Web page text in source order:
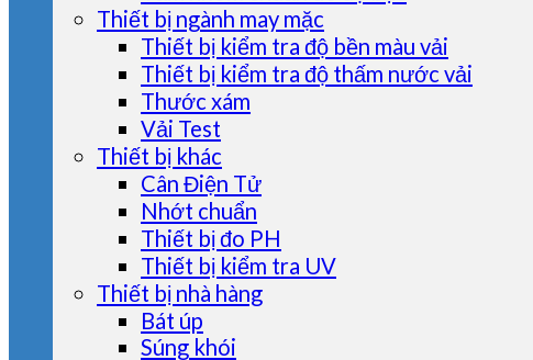
Thiết bị ngành may mặc
Thiết bị kiểm tra độ bền màu vải
Thiết bị kiểm tra độ thấm nước vải
Thước xám
Vải Test
Thiết bị khác
Cân Điện Tử
Nhớt chuẩn
Thiết bị đo PH
Thiết bị kiểm tra UV
Thiết bị nhà hàng
Bát úp
Súng khói